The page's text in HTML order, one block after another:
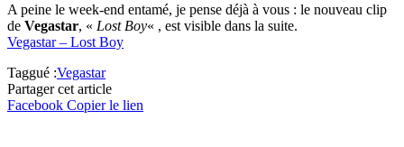
A peine le week-end entamé, je pense déjà à vous : le nouveau clip
de Vegastar, « Lost Boy« , est visible dans la suite.
Vegastar – Lost Boy
Taggué :Vegastar
Partager cet article
Facebook Copier le lien